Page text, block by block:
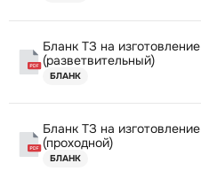
Бланк ТЗ на
(разветвительный)
БЛАНК
Бланк ТЗ на
(проходной)
БЛАНК